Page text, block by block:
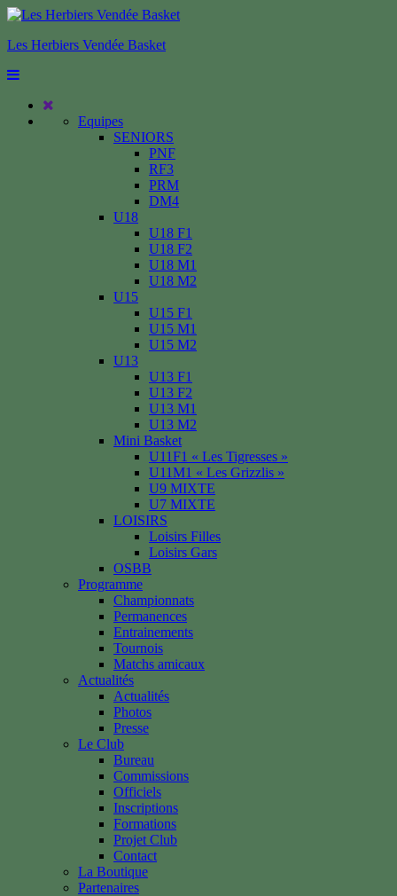
Les Herbiers Vendée Basket
Equipes
SENIORS
PNF
RF3
PRM
DM4
U18
U18 F1
U18 F2
U18 M1
U18 M2
U15
U15 F1
U15 M1
U15 M2
U13
U13 F1
U13 F2
U13 M1
U13 M2
Mini Basket
U11F1 « Les Tigresses »
U11M1 « Les Grizzlis »
U9 MIXTE
U7 MIXTE
LOISIRS
Loisirs Filles
Loisirs Gars
OSBB
Programme
Championnats
Permanences
Entrainements
Tournois
Matchs amicaux
Actualités
Actualités
Photos
Presse
Le Club
Bureau
Commissions
Officiels
Inscriptions
Formations
Projet Club
Contact
La Boutique
Partenaires